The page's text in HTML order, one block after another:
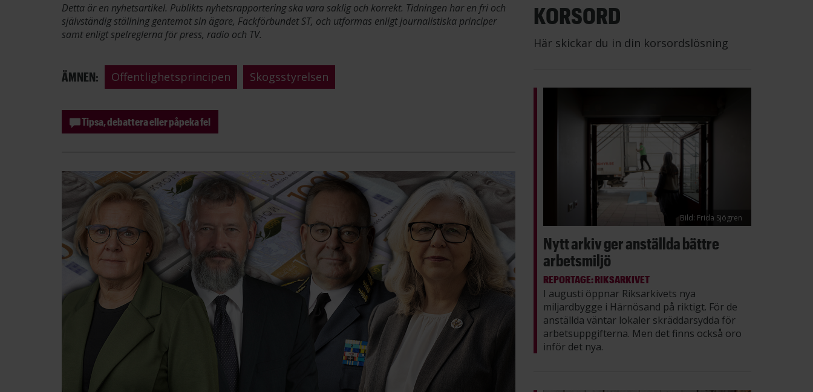
Detta är en nyhetsartikel. Publikts nyhetsrapportering ska vara saklig och korrekt. Tidningen har en fri och
självständig ställning gentemot sin ägare, Fackförbundet ST, och utformas enligt journalistiska principer
samt enligt spelreglerna för press, radio och TV.
ÄMNEN: Offentlighetsprincipen Skogsstyrelsen
Tipsa, debattera eller påpeka fel
KORSORD
Här skickar du in din korsordslösning
Bild: Frida Sjögren
Nytt arkiv ger anställda bättre
arbetsmiljö
REPORTAGE: RIKSARKIVET
I augusti öppnar Riksarkivets nya
miljardbygge i Härnösand på riktigt. För de
anställda väntar lokaler skräddarsydda för
arbetsuppgifterna. Men det finns också oro
inför det nya.